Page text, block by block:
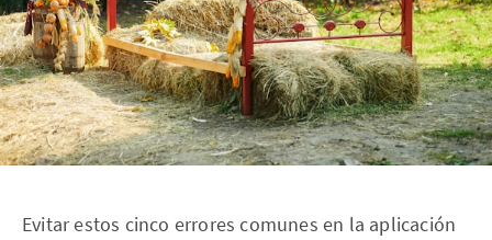
Evitar estos cinco errores comunes en la aplicación